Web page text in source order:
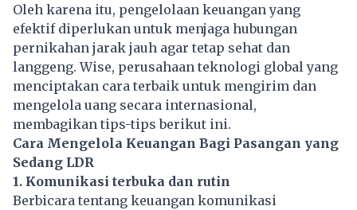
Oleh karena itu, pengelolaan keuangan yang
efektif diperlukan untuk menjaga hubungan
pernikahan jarak jauh agar tetap sehat dan
langgeng. Wise, perusahaan teknologi global yang
menciptakan cara terbaik untuk mengirim dan
mengelola uang secara internasional,
membagikan tips-tips berikut ini.
Cara Mengelola Keuangan Bagi Pasangan yang
Sedang LDR
1. Komunikasi terbuka dan rutin
Berbicara tentang keuangan komunikasi